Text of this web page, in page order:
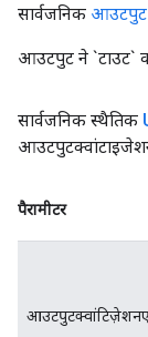
सार्वजनिक आउटपुट
आउटपुट ने `टाउट`
सार्वजनिक स्थैतिक
पैरामीटर